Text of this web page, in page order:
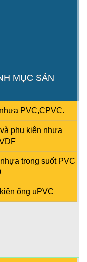
MỤC SẢN
PVC,CPVC.
phụ kiện nhựa
trong suốt PVC
ống uPVC